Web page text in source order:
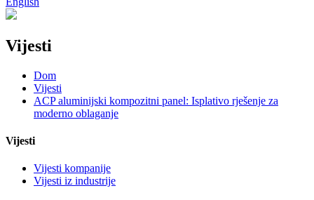
Vijesti
Dom
Vijesti
ACP aluminijski kompozitni panel: Isplativo rješenje za
moderno oblaganje
Vijesti
Vijesti kompanije
Vijesti iz industrije